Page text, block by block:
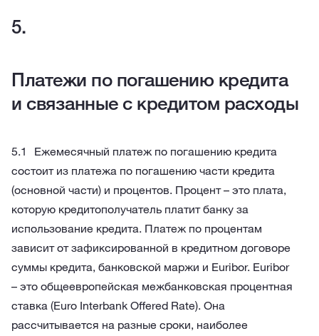
Платежи по погашению кредита
и связанные с кредитом расходы
Ежемесячный платеж по погашению кредита
состоит из платежа по погашению части кредита
(основной части) и процентов. Процент – это плата,
которую кредитополучатель платит банку за
использование кредита. Платеж по процентам
зависит от зафиксированной в кредитном договоре
суммы кредита, банковской маржи и Euribor. Euribor
– это общеевропейская межбанковская процентная
ставка (Euro Interbank Offered Rate). Она
рассчитывается на разные сроки, наиболее